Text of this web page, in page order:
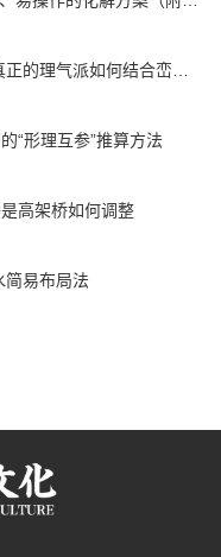
派如何结合峦头与时空？
“形理互参”推算方法
高架桥如何调整
简易布局法